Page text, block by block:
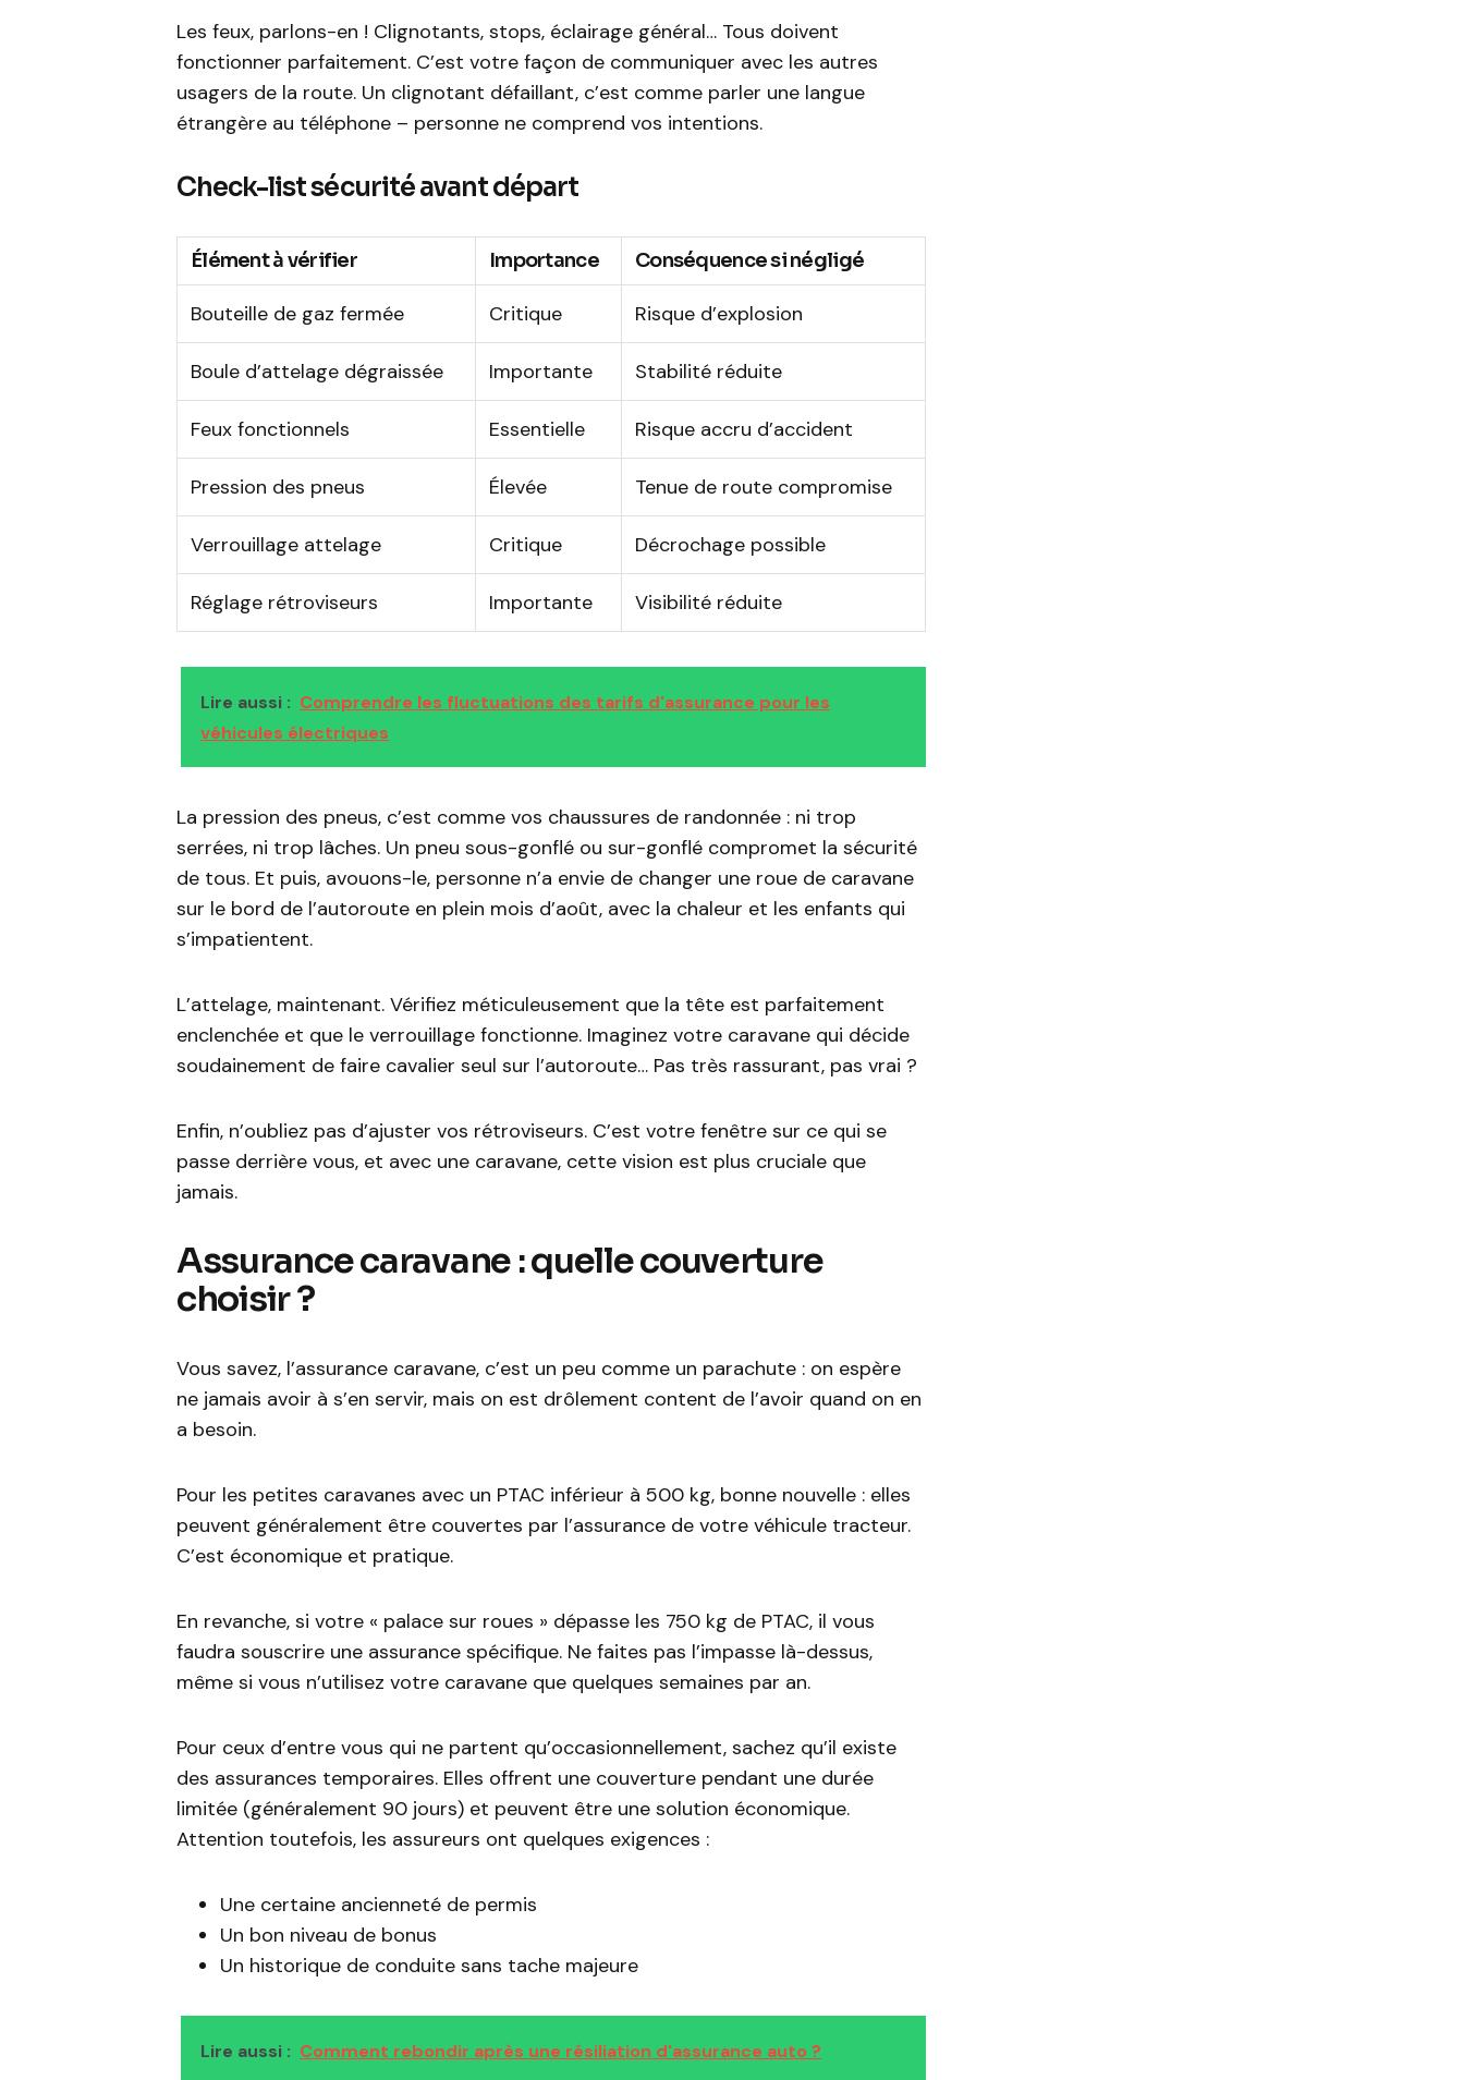
Les feux, parlons-en ! Clignotants, stops, éclairage général… Tous doivent
fonctionner parfaitement. C’est votre façon de communiquer avec les autres
usagers de la route. Un clignotant défaillant, c’est comme parler une langue
étrangère au téléphone – personne ne comprend vos intentions.
Check-list sécurité avant départ
Élément à vérifier Importance Conséquence si négligé
Bouteille de gaz fermée Critique Risque d’explosion
Boule d’attelage dégraissée Importante Stabilité réduite
Feux fonctionnels Essentielle Risque accru d’accident
Pression des pneus Élevée Tenue de route compromise
Verrouillage attelage Critique Décrochage possible
Réglage rétroviseurs Importante Visibilité réduite
Lire aussi : Comprendre les fluctuations des tarifs d'assurance pour les
véhicules électriques
La pression des pneus, c’est comme vos chaussures de randonnée : ni trop
serrées, ni trop lâches. Un pneu sous-gonflé ou sur-gonflé compromet la sécurité
de tous. Et puis, avouons-le, personne n’a envie de changer une roue de caravane
sur le bord de l’autoroute en plein mois d’août, avec la chaleur et les enfants qui
s’impatientent.
L’attelage, maintenant. Vérifiez méticuleusement que la tête est parfaitement
enclenchée et que le verrouillage fonctionne. Imaginez votre caravane qui décide
soudainement de faire cavalier seul sur l’autoroute… Pas très rassurant, pas vrai ?
Enfin, n’oubliez pas d’ajuster vos rétroviseurs. C’est votre fenêtre sur ce qui se
passe derrière vous, et avec une caravane, cette vision est plus cruciale que
jamais.
Assurance caravane : quelle couverture
choisir ?
Vous savez, l’assurance caravane, c’est un peu comme un parachute : on espère
ne jamais avoir à s’en servir, mais on est drôlement content de l’avoir quand on en
a besoin.
Pour les petites caravanes avec un PTAC inférieur à 500 kg, bonne nouvelle : elles
peuvent généralement être couvertes par l’assurance de votre véhicule tracteur.
C’est économique et pratique.
En revanche, si votre « palace sur roues » dépasse les 750 kg de PTAC, il vous
faudra souscrire une assurance spécifique. Ne faites pas l’impasse là-dessus,
même si vous n’utilisez votre caravane que quelques semaines par an.
Pour ceux d’entre vous qui ne partent qu’occasionnellement, sachez qu’il existe
des assurances temporaires. Elles offrent une couverture pendant une durée
limitée (généralement 90 jours) et peuvent être une solution économique.
Attention toutefois, les assureurs ont quelques exigences :
Une certaine ancienneté de permis
Un bon niveau de bonus
Un historique de conduite sans tache majeure
Lire aussi : Comment rebondir après une résiliation d'assurance auto ?